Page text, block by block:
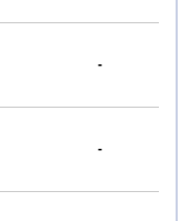
-
-